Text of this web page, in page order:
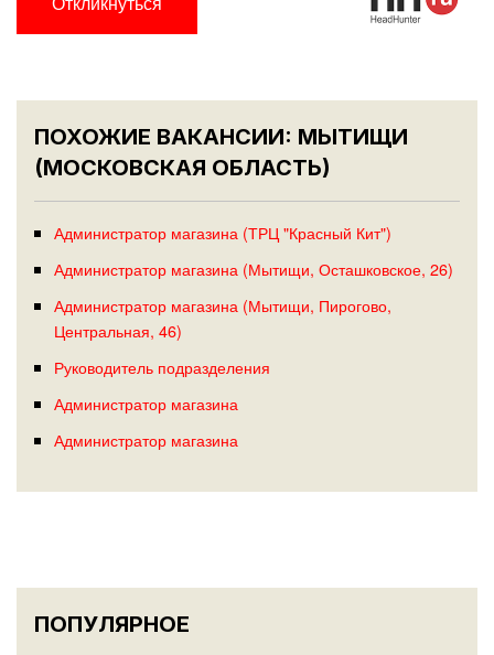
ПОХОЖИЕ ВАКАНСИИ: МЫТИЩИ
(МОСКОВСКАЯ ОБЛАСТЬ)
Администратор магазина (ТРЦ "Красный Кит")
Администратор магазина (Мытищи, Осташковское, 26)
Администратор магазина (Мытищи, Пирогово,
Центральная, 46)
Руководитель подразделения
Администратор магазина
Администратор магазина
ПОПУЛЯРНОЕ